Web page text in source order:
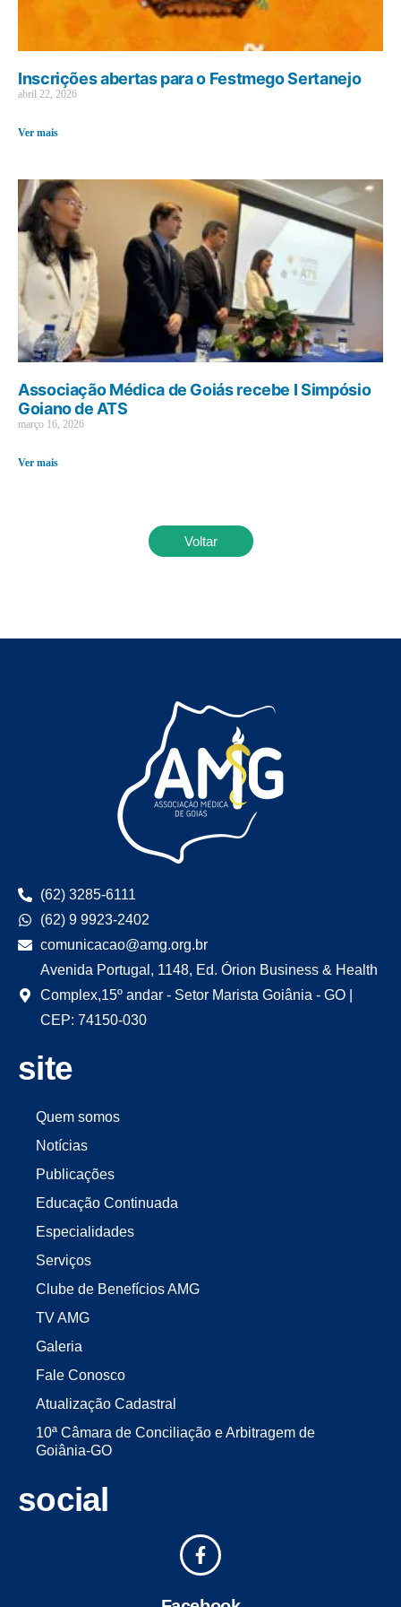
Inscrições abertas para o Festmego Sertanejo
abril 22, 2026
Ver mais
Associação Médica de Goiás recebe I Simpósio
Goiano de ATS
março 16, 2026
Ver mais
Voltar
(62) 3285-6111
(62) 9 9923-2402
comunicacao@amg.org.br
Avenida Portugal, 1148, Ed. Órion Business & Health
Complex,15º andar - Setor Marista Goiânia - GO |
CEP: 74150-030
site
Quem somos
Notícias
Publicações
Educação Continuada
Especialidades
Serviços
Clube de Benefícios AMG
TV AMG
Galeria
Fale Conosco
Atualização Cadastral
10ª Câmara de Conciliação e Arbitragem de
Goiânia-GO
social